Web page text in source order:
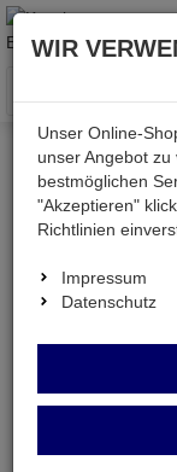
Menü
Weiter einkaufen
Widerstände
1,8 MOhm
WIR
Unser Online-
unser Angebot
bestmöglichen
"Akzeptieren"
Richtlinien
Impressum
Datenschutz